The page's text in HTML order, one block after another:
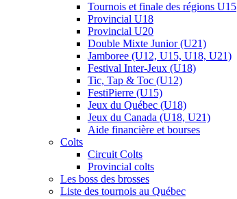
Tournois et finale des régions U15
Provincial U18
Provincial U20
Double Mixte Junior (U21)
Jamboree (U12, U15, U18, U21)
Festival Inter-Jeux (U18)
Tic, Tap & Toc (U12)
FestiPierre (U15)
Jeux du Québec (U18)
Jeux du Canada (U18, U21)
Aide financière et bourses
Colts
Circuit Colts
Provincial colts
Les boss des brosses
Liste des tournois au Québec